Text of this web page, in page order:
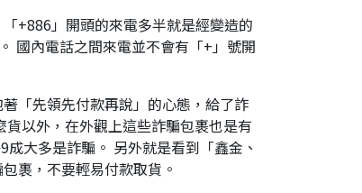
+886」開頭的來電多半就是經變造的
國內電話之間來電並不會有「+」號開
「先領先付款再說」的心態，給了詐
以外，在外觀上這些詐騙包裹也是有
大多是詐騙。 另外就是看到「鑫金、
裹，不要輕易付款取貨。